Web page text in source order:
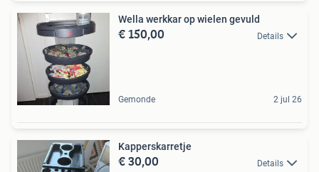
Wella werkkar op wielen gevuld
€ 150,00 Details
Gemonde 2 jul 26
Kapperskarretje
€ 30,00 Details